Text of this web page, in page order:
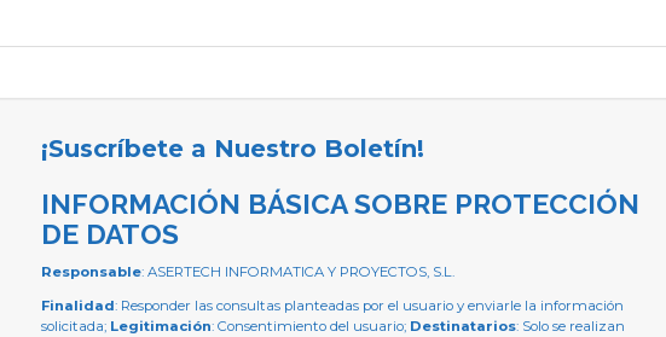
¡Suscríbete a Nuestro Boletín!
INFORMACIÓN BÁSICA SOBRE PROTECCIÓN
DE DATOS
Responsable: ASERTECH INFORMATICA Y PROYECTOS, S.L.
Finalidad: Responder las consultas planteadas por el usuario y enviarle la información
solicitada; Legitimación: Consentimiento del usuario; Destinatarios: Solo se realizan